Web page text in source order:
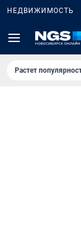
НЕДВИЖИМОСТЬ
Растет